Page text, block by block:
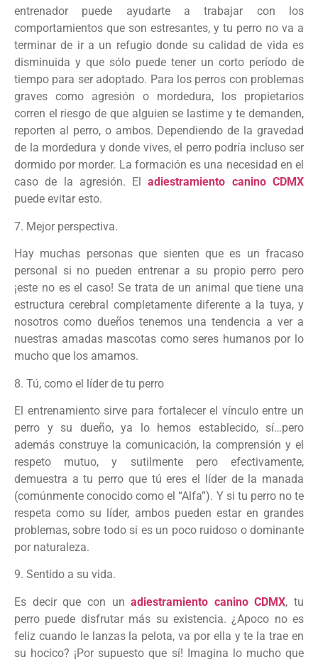
entrenador puede ayudarte a trabajar con los
comportamientos que son estresantes, y tu perro no va a
terminar de ir a un refugio donde su calidad de vida es
disminuida y que sólo puede tener un corto período de
tiempo para ser adoptado. Para los perros con problemas
graves como agresión o mordedura, los propietarios
corren el riesgo de que alguien se lastime y te demanden,
reporten al perro, o ambos. Dependiendo de la gravedad
de la mordedura y donde vives, el perro podría incluso ser
dormido por morder. La formación es una necesidad en el
caso de la agresión. Eladiestramiento canino CDMX
puede evitar esto.
7. Mejor perspectiva.
Hay muchas personas que sienten que es un fracaso
personal si no pueden entrenar a su propio perro pero
¡este no es el caso! Se trata de un animal que tiene una
estructura cerebral completamente diferente a la tuya, y
nosotros como dueños tenemos una tendencia a ver a
nuestras amadas mascotas como seres humanos por lo
mucho que los amamos.
8. Tú, como el líder de tu perro
El entrenamiento sirve para fortalecer el vínculo entre un
perro y su dueño, ya lo hemos establecido, sí…pero
además construye la comunicación, la comprensión y el
respeto mutuo, y sutilmente pero efectivamente,
demuestra a tu perro que tú eres el líder de la manada
(comúnmente conocido como el “Alfa”). Y si tu perro no te
respeta como su líder, ambos pueden estar en grandes
problemas, sobre todo si es un poco ruidoso o dominante
por naturaleza.
9. Sentido a su vida.
Es decir que con unadiestramiento canino CDMX, tu
perro puede disfrutar más su existencia. ¿Apoco no es
feliz cuando le lanzas la pelota, va por ella y te la trae en
su hocico? ¡Por supuesto que sí! Imagina lo mucho que